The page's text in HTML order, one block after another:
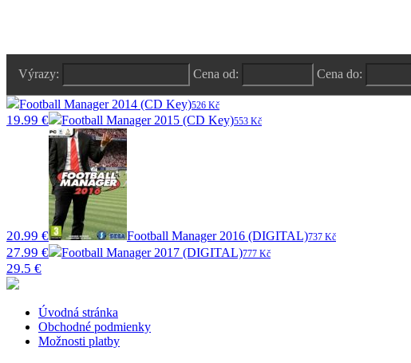
Výrazy: Cena od: Cena do:
Football Manager 2014 (CD Key)526 Kč
19.99 € Football Manager 2015 (CD Key)553 Kč
20.99 € Football Manager 2016 (DIGITAL)737 Kč
27.99 € Football Manager 2017 (DIGITAL)777 Kč
29.5 €
Úvodná stránka
Obchodné podmienky
Možnosti platby